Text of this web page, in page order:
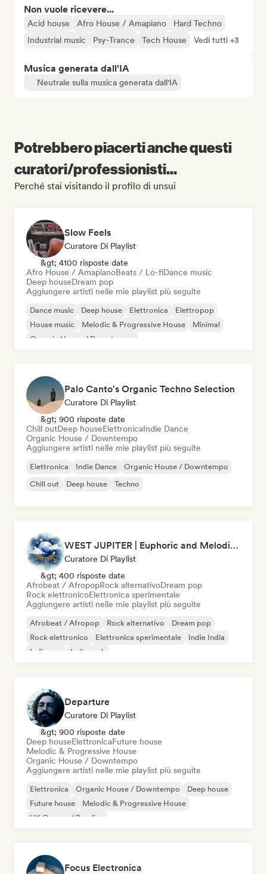
Non vuole ricevere...
Acid house Afro House / Amapiano
Hard Techno
Industrial music
Psy-Trance Tech House Vedi tutti +3
Musica generata dall'IA
Neutrale sulla musica generata dall'IA
Potrebbero piacerti anche questi
curatori/professionisti...
Perché stai visitando il profilo di unsui
Slow Feels
Curatore Di Playlist
&gt; 4100 risposte date
Afro House / AmapianoBeats / Lo-fiDance music
Deep houseDream pop
Aggiungere artisti nelle mie playlist più seguite
Dance music Deep house Elettronica
Elettropop
House music
Melodic & Progressive House
Minimal
Organic House / Downtempo
Palo Canto's Organic Techno Selection
Curatore Di Playlist
&gt; 900 risposte date
Chill outDeep houseElettronicaIndie Dance
Organic House / Downtempo
Aggiungere artisti nelle mie playlist più seguite
Elettronica Indie Dance
Organic House / Downtempo
Chill out
Deep house Techno
WEST JUPITER | Euphoric and Melodic Techno | The Best Indie | Organic House
Curatore Di Playlist
&gt; 400 risposte date
Afrobeat / AfropopRock alternativoDream pop
Rock elettronicoElettronica sperimentale
Aggiungere artisti nelle mie playlist più seguite
Afrobeat / Afropop Rock alternativo
Dream pop
Rock elettronico
Elettronica sperimentale
Indie India
Indie pop
Indie rock
Departure
Curatore Di Playlist
&gt; 900 risposte date
Deep houseElettronicaFuture house
Melodic & Progressive House
Organic House / Downtempo
Aggiungere artisti nelle mie playlist più seguite
Elettronica Organic House / Downtempo
Deep house
Future house
Melodic & Progressive House
UK Garage / Bassline
Focus Electronica